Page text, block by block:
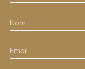
Nom
Email